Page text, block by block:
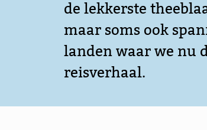
de lekkerste
maar soms ook
landen waar we nu
reisverhaal.